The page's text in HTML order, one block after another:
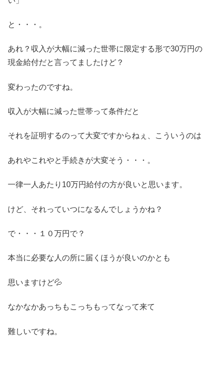
と・・・。
あれ？収入が大幅に減った世帯に限定する形で30万円の
現金給付だと言ってましたけど？
変わったのですね。
収入が大幅に減った世帯って条件だと
それを証明するのって大変ですからねぇ、こういうのは
あれやこれやと手続きが大変そう・・・。
一律一人あたり10万円給付の方が良いと思います。
けど、それっていつになるんでしょうかね？
で・・・１０万円で？
本当に必要な人の所に届くほうが良いのかとも
思いますけど💦
なかなかあっちもこっちもってなって来て
難しいですね。